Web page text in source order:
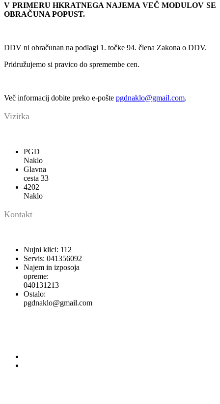
V PRIMERU HKRATNEGA NAJEMA VEČ MODULOV SE
OBRAČUNA POPUST.
DDV ni obračunan na podlagi 1. točke 94. člena Zakona o DDV.
Pridružujemo si pravico do spremembe cen.
Več informacij dobite preko e-pošte pgdnaklo@gmail.com.
Vizitka
PGD
Naklo
Glavna
cesta 33
4202
Naklo
Kontakt
Nujni klici: 112
Servis: 041356092
Najem in izposoja
opreme:
040131213
Ostalo:
pgdnaklo@gmail.com